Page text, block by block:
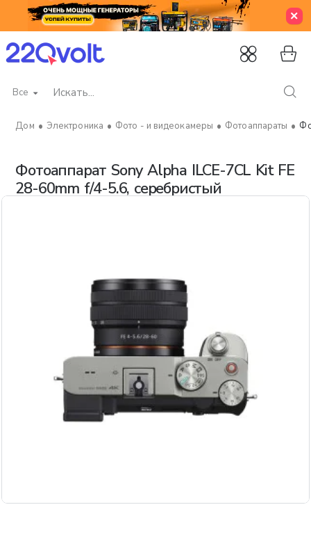
Все
Искать...
Фотоаппарат Sony Alpha ILCE-7CL Kit FE
28-60mm f/4-5.6, серебристый
Электроника Фото - и видеокамеры Фотоаппараты